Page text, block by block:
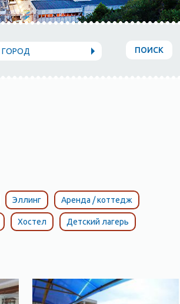
ПОИСК
Эллинг Аренда / коттедж
Хостел Детский лагерь